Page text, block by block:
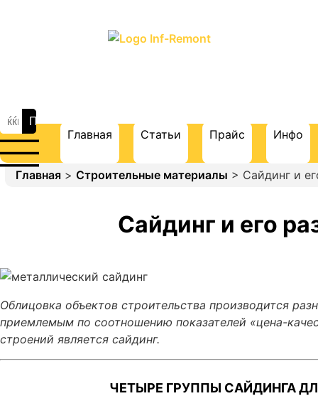
Главная Статьи Прайс Инфо
Главная > Строительные материалы > Сайдинг и
Сайдинг и его
Облицовка объектов строительства производится
приемлемым по соотношению показателей «цена-
строений является сайдинг.
ЧЕТЫРЕ ГРУППЫ САЙДИНГА